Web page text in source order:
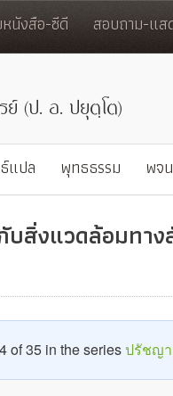
นังสือ-ซีดี สอบถาม-แส
แปล พุทธธรรม พจ
สิ่งแวดล้อมทา
of 35 in the seriesปรัชญ